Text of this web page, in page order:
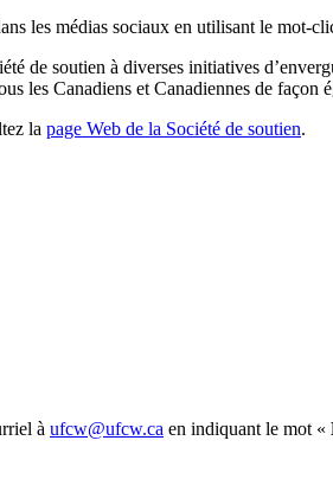
les médias sociaux en utilisant le mot-
de soutien à diverses initiatives
les Canadiens et Canadiennes de façon
la page Web de la Société de soutien.
à ufcw@ufcw.ca en indiquant le mot «